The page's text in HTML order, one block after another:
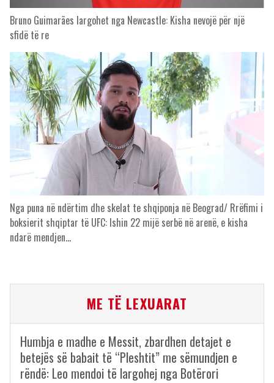
Bruno Guimarães largohet nga Newcastle: Kisha nevojë për një
sfidë të re
Nga puna në ndërtim dhe skelat te shqiponja në Beograd/ Rrëfimi i
boksierit shqiptar të UFC: Ishin 22 mijë serbë në arenë, e kisha
ndarë mendjen…
ME TË LEXUARAT
Humbja e madhe e Messit, zbardhen detajet e
betejës së babait të “Pleshtit” me sëmundjen e
rëndë: Leo mendoi të largohej nga Botërori